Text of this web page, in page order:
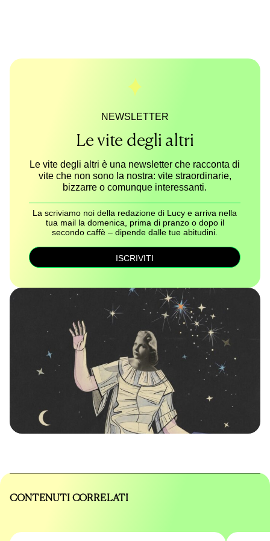
NEWSLETTER
Le vite degli altri
Le vite degli altri è una newsletter che racconta di
vite che non sono la nostra: vite straordinarie,
bizzarre o comunque interessanti.
La scriviamo noi della redazione di Lucy e arriva nella
tua mail la domenica, prima di pranzo o dopo il
secondo caffè – dipende dalle tue abitudini.
ISCRIVITI
CONTENUTI CORRELATI